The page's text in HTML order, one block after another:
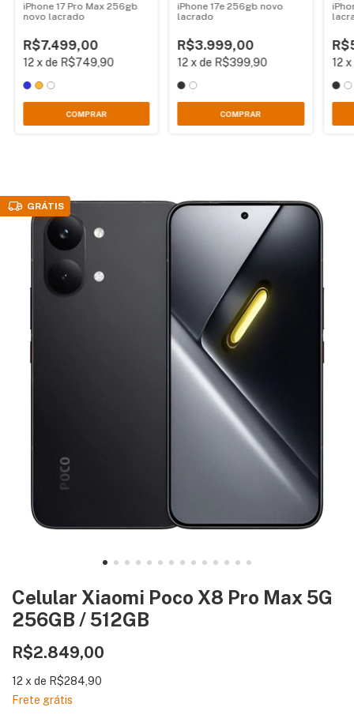
iPhone 17 Pro Max 256gb
novo lacrado
R$7.499,00
12xde R$749,90
COMPRAR
iPhone 17e 256gb novo
lacrado
R$3.999,00
12 xde R$399,90
COMPRAR
12x
GRÁTIS
Celular Xiaomi Poco X8 Pro Max 5G
256GB / 512GB
R$2.849,00
12 xde R$284,90
Frete grátis